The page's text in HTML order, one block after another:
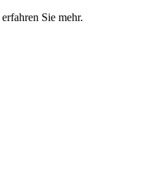
erfahren Sie mehr.